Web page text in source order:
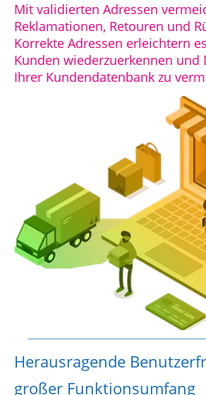
Mit validierten Adressen
Reklamationen, Retouren und
Korrekte Adressen erleichtern
Kunden wiederzuerkennen und
Ihrer Kundendatenbank zu
Herausragende
großer Funktionsumfang